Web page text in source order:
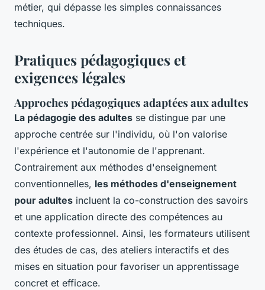
métier, qui dépasse les simples connaissances
techniques.
Pratiques pédagogiques et
exigences légales
Approches pédagogiques adaptées aux adultes
La pédagogie des adultes se distingue par une
approche centrée sur l'individu, où l'on valorise
l'expérience et l'autonomie de l'apprenant.
Contrairement aux méthodes d'enseignement
conventionnelles, les méthodes d'enseignement
pour adultes incluent la co-construction des savoirs
et une application directe des compétences au
contexte professionnel. Ainsi, les formateurs utilisent
des études de cas, des ateliers interactifs et des
mises en situation pour favoriser un apprentissage
concret et efficace.